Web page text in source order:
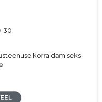
30
korraldamiseks